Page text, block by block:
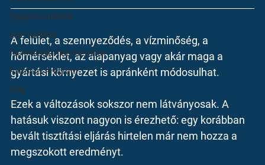
Tippek és trükkök
Ipari tisztítás
Technológiai tisztítószerek
Patrónus Program
Vlog
A felület, a szennyeződés, a vízminőség, a
hőmérséklet, az alapanyag vagy akár maga a
gyártási környezet is apránként módosulhat.
Ezek a változások sokszor nem látványosak. A
hatásuk viszont nagyon is érezhető: egy korábban
bevált tisztítási eljárás hirtelen már nem hozza a
megszokott eredményt.